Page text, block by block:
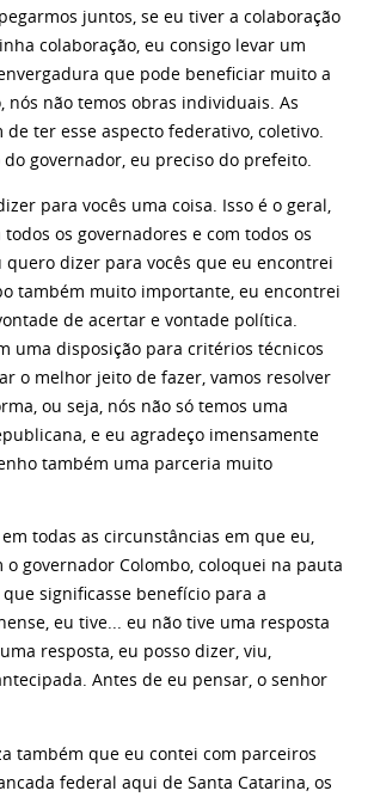
juntos, se eu tiver a colaboração
colaboração, eu consigo levar um
que pode beneficiar muito a
nós não temos obras individuais. As
de ter esse aspecto federativo, coletivo.
do governador, eu preciso do prefeito.
para vocês uma coisa. Isso é o geral,
todos os governadores e com todos os
quero dizer para vocês que eu encontrei
também muito importante, eu encontrei
de acertar e vontade política.
uma disposição para critérios técnicos
o melhor jeito de fazer, vamos resolver
ou seja, nós não só temos uma
e eu agradeço imensamente
também uma parceria muito
todas as circunstâncias em que eu,
o governador Colombo, coloquei na pauta
significasse benefício para a
eu tive... eu não tive uma resposta
resposta, eu posso dizer, viu,
Antes de eu pensar, o senhor
também que eu contei com parceiros
federal aqui de Santa Catarina, os